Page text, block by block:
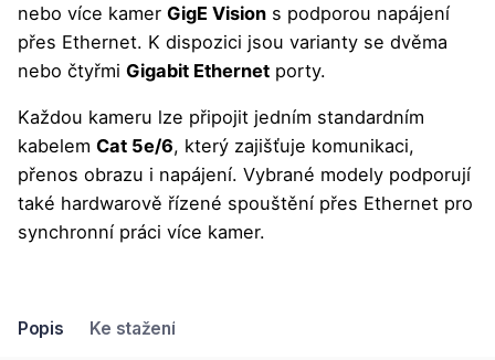
nebo více kamer GigE Vision s podporou napájení
přes Ethernet. K dispozici jsou varianty se dvěma
nebo čtyřmi Gigabit Ethernet porty.
Každou kameru lze připojit jedním standardním
kabelem Cat 5e/6, který zajišťuje komunikaci,
přenos obrazu i napájení. Vybrané modely podporují
také hardwarově řízené spouštění přes Ethernet pro
synchronní práci více kamer.
Popis Ke stažení